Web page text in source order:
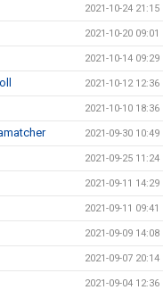
2021-10-24 21:15
2021-10-20 09:01
2021-10-14 09:29
2021-10-12 12:36
2021-10-10 18:36
2021-09-30 10:49
2021-09-25 11:24
2021-09-11 14:29
2021-09-11 09:41
2021-09-09 14:08
2021-09-07 20:14
2021-09-04 12:36